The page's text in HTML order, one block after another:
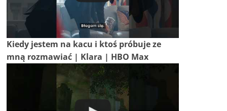
Kiedy jestem na kacu i ktoś próbuje ze
mną rozmawiać | Klara | HBO Max